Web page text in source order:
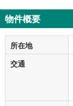
物件概要
所在地
交通